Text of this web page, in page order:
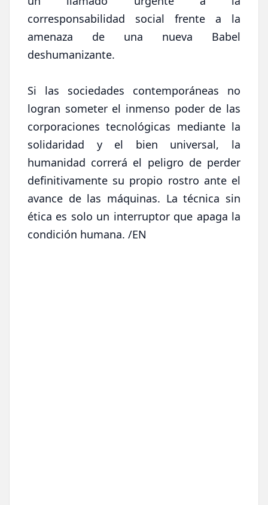
corresponsabilidad social frente a la
amenaza de una nueva Babel
deshumanizante.
Si las sociedades contemporáneas no
logran someter el inmenso poder de las
corporaciones tecnológicas mediante la
solidaridad y el bien universal, la
humanidad correrá el peligro de perder
definitivamente su propio rostro ante el
avance de las máquinas. La técnica sin
ética es solo un interruptor que apaga la
condición humana. /EN